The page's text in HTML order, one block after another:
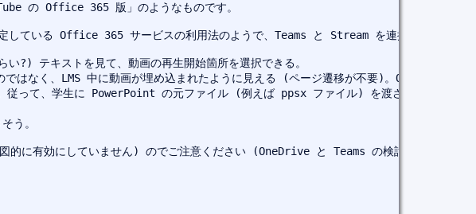
の Office 365 版」のようなものです。
ている Office 365 サービスの利用法のようで、Teams と Stream を連携させると
?) テキストを見て、動画の再生開始箇所を選択できる。
なく、LMS 中に動画が埋め込まれたように見える (ページ遷移が不要)。OneDrive で
従って、学生に PowerPoint の元ファイル (例えば ppsx ファイル) を渡さなくていい
う。
に有効にしていません) のでご注意ください (OneDrive と Teams の検討・サポートに